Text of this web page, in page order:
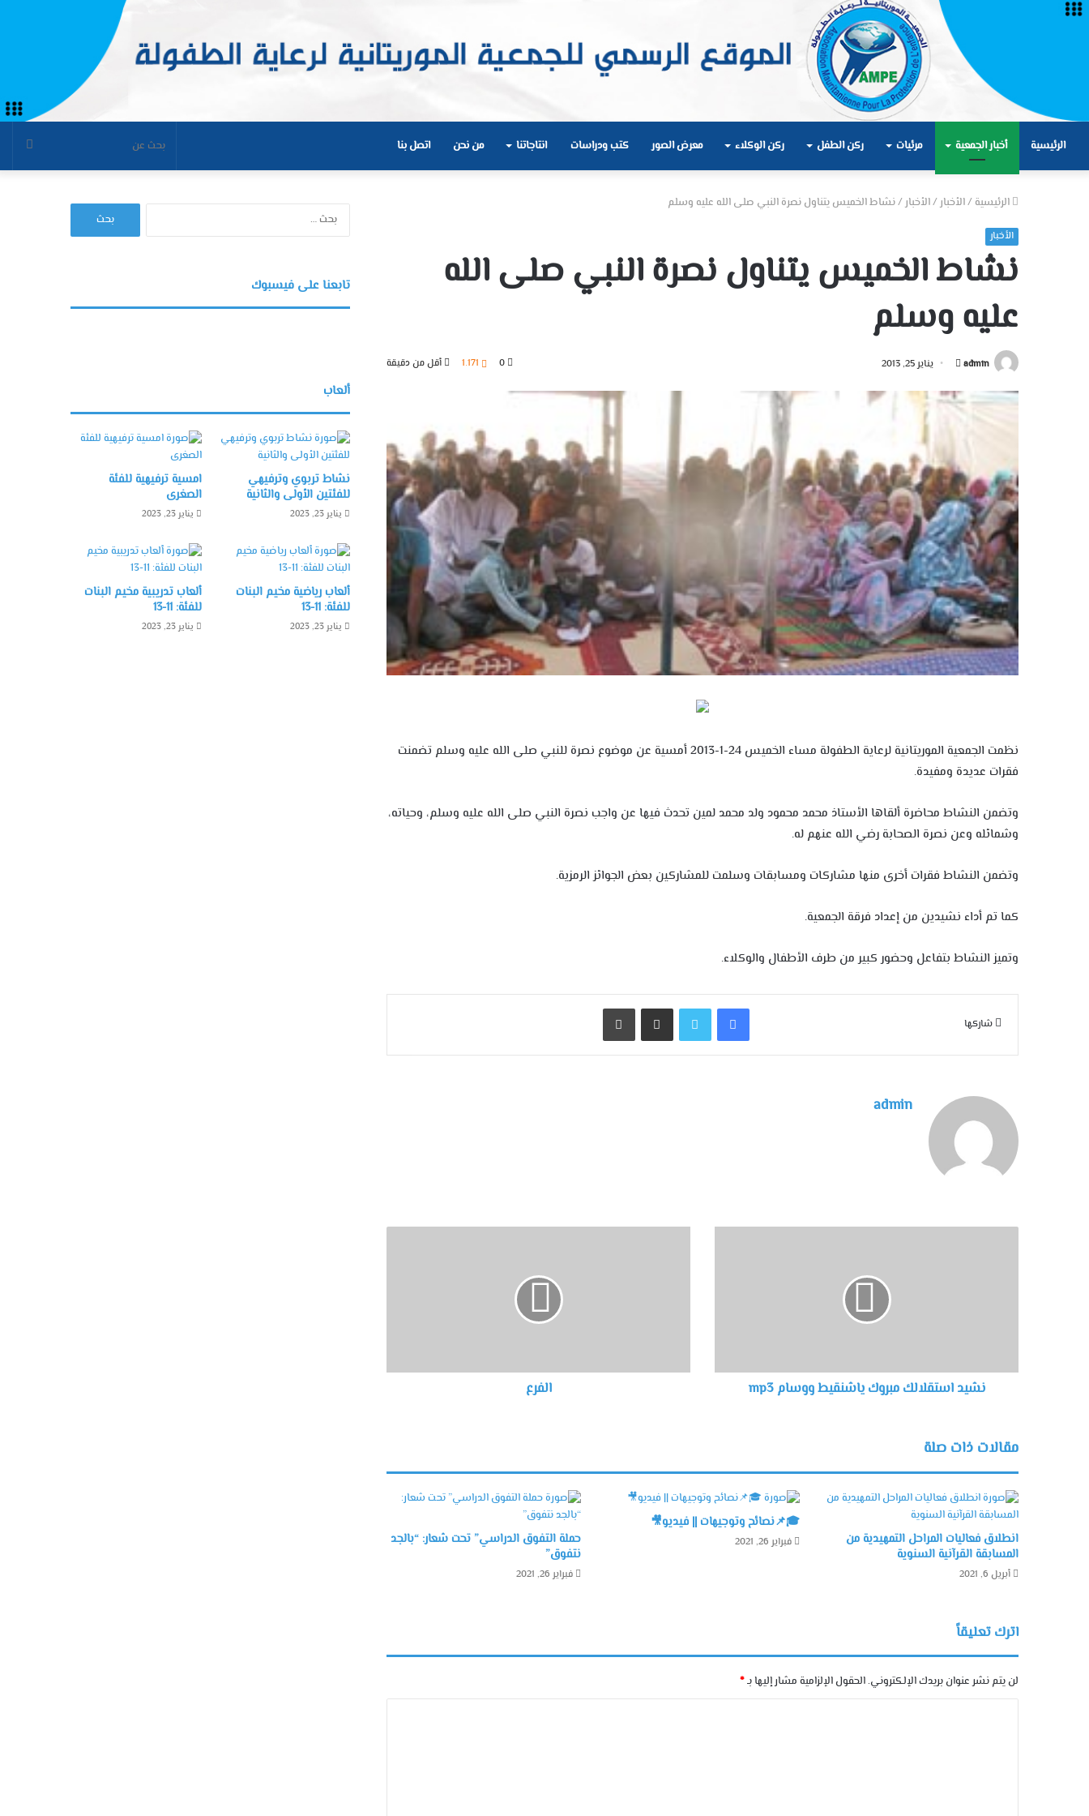
الرئيسية أخبار الجمعية مرئيات ركن الطفل ركن الوكلاء معرض الصور كتب ودراسات انتاجاتنا من نحن اتصل بنا
الرئيسية /الأخبار/الأخبار/نشاط الخميس يتناول نصرة النبي صلى الله عليه وسلم
الأخبار
نشاط الخميس يتناول نصرة النبي صلى الله
عليه وسلم
admin
أرسل
إلكترونيا
يناير 25, 2013 0 1٬171 أقل من دقيقة
نظمت الجمعية الموريتانية لرعاية الطفولة مساء الخميس 24-1-2013 أمسية عن موضوع نصرة للنبي صلى الله عليه وسلم تضمنت
فقرات عديدة ومفيدة.
وتضمن النشاط محاضرة ألقاها الأستاذ محمد محمود ولد محمد لمين تحدث فيها عن واجب نصرة النبي صلى الله عليه وسلم، وحياته،
وشمائله وعن نصرة الصحابة رضي الله عنهم له.
وتضمن النشاط فقرات أخرى منها مشاركات ومسابقات وسلمت للمشاركين بعض الجوائز الرمزية.
كما تم أداء نشيدين من إعداد فرقة الجمعية.
وتميز النشاط بتفاعل وحضور كبير من طرف الأطفال والوكلاء.
شاركها
فيسبوكتويتر مشاركة عبر البريد طباعة
admin
نشيد استقلالك مبروك ياشنقيط ووسام mp3 الفرع
مقالات ذات صلة
انطلاق فعاليات المراحل التمهيدية من
المسابقة القرآنية السنوية
أبريل 6, 2021
🎓📌نصائح وتوجيهات || فيديو🎥
فبراير 26, 2021
حملة التفوق الدراسي” تحت شعار: “بالجد
نتفوق”
فبراير 26, 2021
اترك تعليقاً
لن يتم نشر عنوان بريدك الإلكتروني.الحقول الإلزامية مشار إليها بـ*
تابعنا على فيسبوك
ألعاب
نشاط تربوي وترفيهي
للفئتين الأولى والثانية
يناير 23, 2023
امسية ترفيهية للفئة
الصغرى
يناير 23, 2023
ألعاب رياضية مخيم البنات
للفئة: 11-13
يناير 23, 2023
ألعاب تدريبية مخيم البنات
للفئة: 11-13
يناير 23, 2023